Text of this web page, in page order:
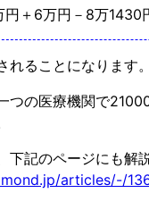
＋6万円－8万1430
れることになります。
つの医療機関で
下記のページにも解
articles/-/